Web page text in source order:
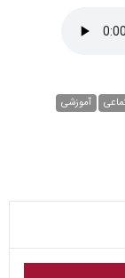
آموزشی